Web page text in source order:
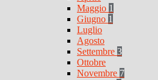
Maggio 1
Giugno 1
Luglio
Agosto
Settembre 3
Ottobre
Novembre 7